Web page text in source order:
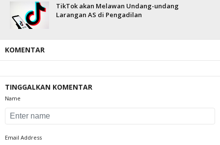
TikTok akan Melawan Undang-undang
Larangan AS di Pengadilan
KOMENTAR
TINGGALKAN KOMENTAR
Name
Email Address